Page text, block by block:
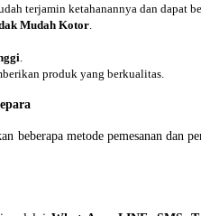
terjamin ketahanannya dan dapat
Mudah Kotor.
.
produk yang berkualitas.
beberapa metode pemesanan dan